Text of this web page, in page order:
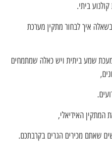
ביתי.
איך לבחור מתקין מערכת
שמע ביתית ויש כאלה שמתמחים
המתקין האידיאלי,
שאתם מכירים הגרים בקרבתכם.